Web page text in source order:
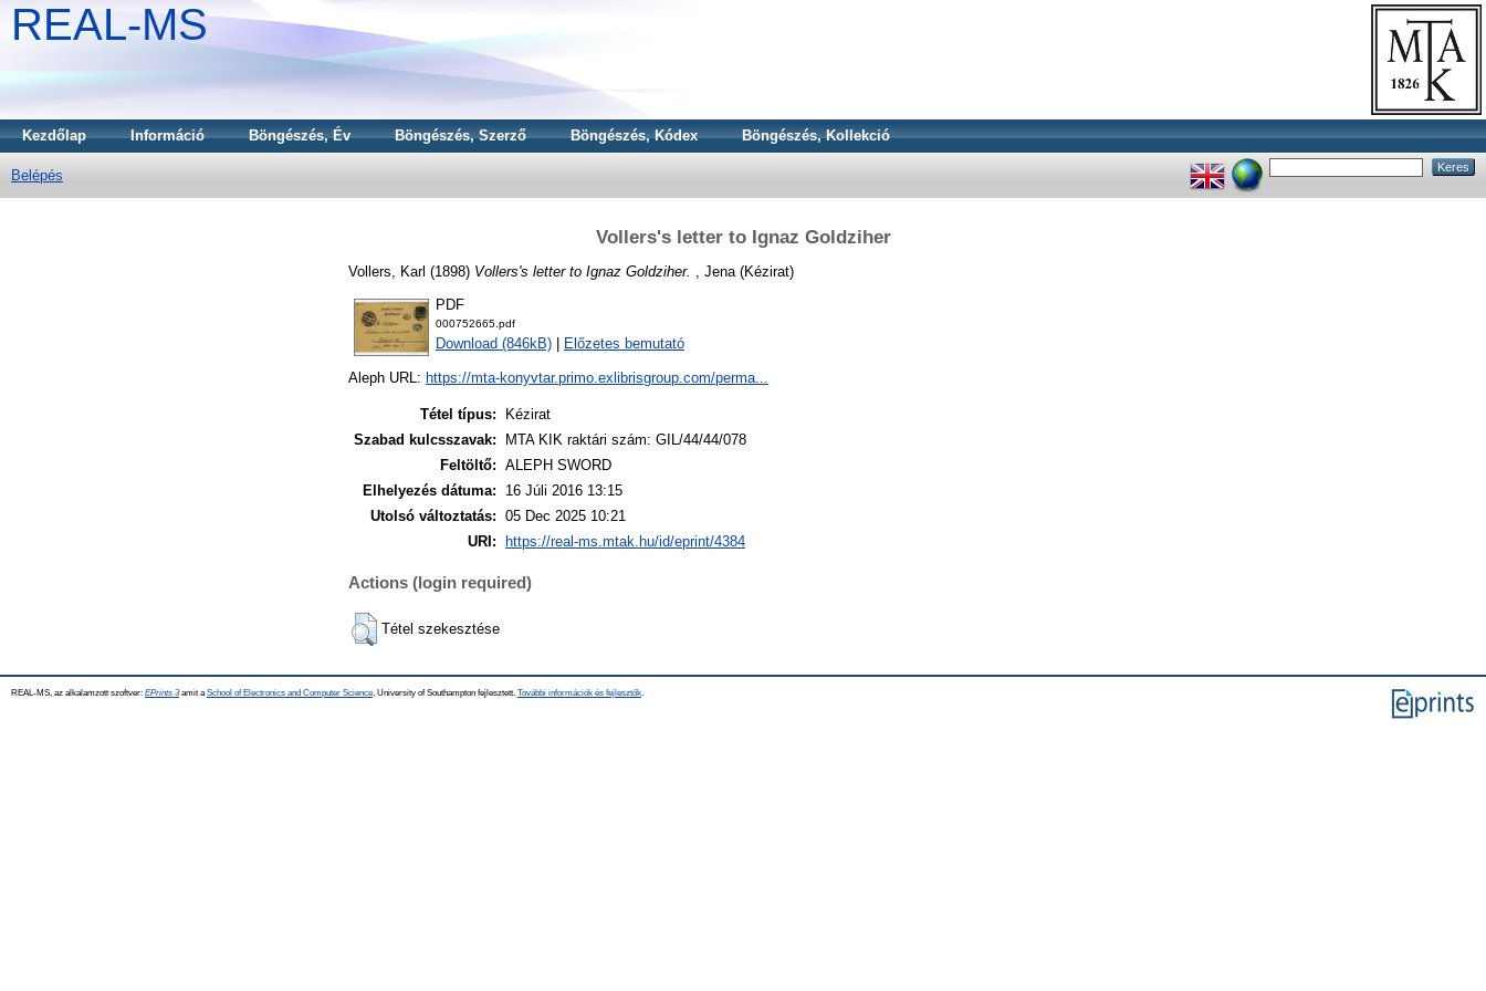
REAL-MS
Kezdőlap Információ Böngészés, Év Böngészés, Szerző Böngészés, Kódex Böngészés, Kollekció
Belépés
Vollers's letter to Ignaz Goldziher
Vollers, Karl (1898) Vollers's letter to Ignaz Goldziher. , Jena (Kézirat)
PDF
000752665.pdf
Download (846kB) Előzetes bemutató
Aleph URL: https://mta-konyvtar.primo.exlibrisgroup.com/perma...
Tétel típus:
Kézirat
Szabad kulcsszavak:
MTA KIK raktári szám: GIL/44/44/078
Feltöltő: ALEPH SWORD
Elhelyezés dátuma:
16 Júli 2016 13:15
Utolsó változtatás: 05 Dec 2025 10:21
URI:
https://real-ms.mtak.hu/id/eprint/4384
Actions (login required)
Tétel szekesztése
REAL-MS, az alkalamzott szoftver: EPrints 3amit a School of Electronics and Computer Science , University of Southampton fejlesztett. További információk és fejlesztők